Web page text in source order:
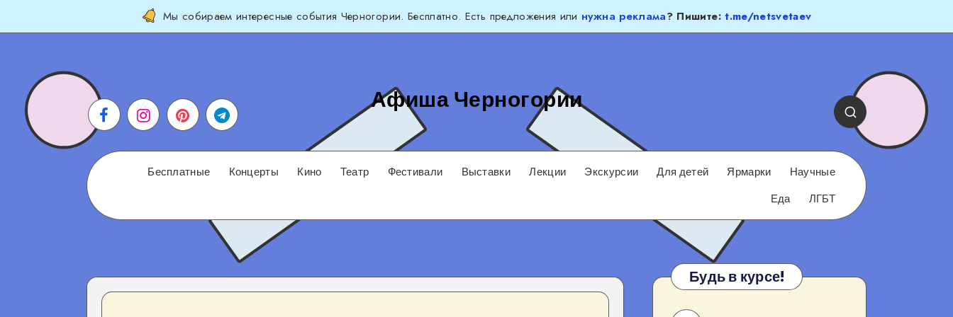
Мы собираем интересные события Черногории. Бесплатно. Есть предложения или нужна реклама? Пишите:t.me/netsvetaev
Афиша Черногории
Бесплатные Концерты Кино Театр Фестивали Выставки Лекции Экскурсии Для детей Ярмарки
Научные
Еда
ЛГБТ
Будь в курсе!